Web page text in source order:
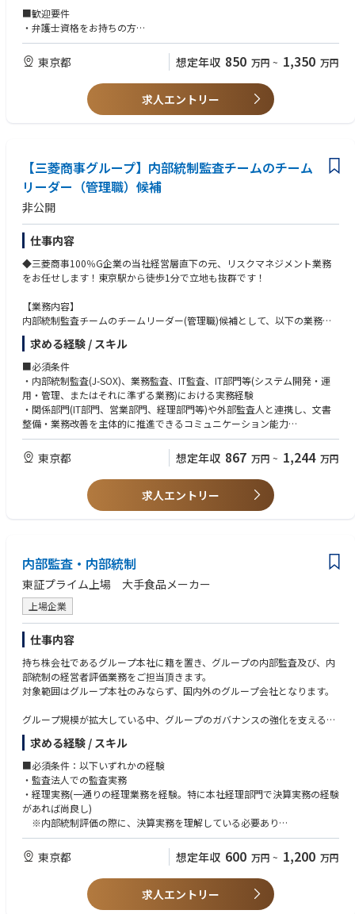
いたします。
■歓迎要件
・弁護士資格をお持ちの方
・IT業界出身者
・ガバナンスや内部統制・監査に関する知見
東京都 想定年収 850 万円 ~ 1,350 万円
求人エントリー
【三菱商事グループ】内部統制監査チームのチーム
リーダー（管理職）候補
非公開
仕事内容
◆三菱商事100％G企業の当社経営層直下の元、リスクマネジメント業務
をお任せします！東京駅から徒歩1分で立地も抜群です！
【業務内容】
内部統制監査チームのチームリーダー(管理職)候補として、以下の業務を
担当いただきます。
1. 内部統制(J-SOX) 監査の推進 → 2029年度までは次期基幹システム更改
に伴う対応が大半を占めます。
2. ITやDXの知見を活かした、監査業務のDX化・高度化の推進
3. 監査部主管システムに関する運用・保守
【業務詳細】
1. 内部統制監査の推進
- 次期基幹システム更改に伴う内部統制文書の見直し・変更対応
- 基幹システムの要件定義書や設計書を読み込んだ上での文書化支援
- 次期基幹システムPMOとの連携（開発フェーズや運用設計における内部
2. 文書化支援
- 営業部局やコーポレート部局における運用変更、新規取引開始、システ
ム導入等に伴う内部統制文書の作成・変更支援
- 親会社方針・基準を踏まえた内部統制対応の整理及び社内展開
- 次期基幹システム更改に伴う内部統制文書の見直し・変更対応
3. 整備状況評価及び運用状況評価
- 内部統制文書に基づく整備状況評価・運用状況評価の実施及び取りまと
め
- 外部監査人との協議・調整
- 関連資料・証跡の準備・提出及び指摘事項対応
5. 親会社対応
- 親会社からの内部統制監査に関する指示・依頼・報告・照会への対応
6. 監査業務のDX化・高度化の推進
- 手作業中心の監査業務から自動化・データ活用を前提とした監査への移
行を企画・推進
- 監査業務の高度化に向けた仕組みづくり
7. 主管システムに関する運用・保守
- ワークフローやRPA、進捗管理ツールなど監査部が主管として導入・利
用している各種システムの運用・保守
求める経験 / スキル
■必須条件
・内部統制監査(J-SOX)、業務監査、IT監査、IT部門等(システム開発・運
用・管理、またはそれに準ずる業務)における実務経験
・関係部門(IT部門、営業部門、経理部門等)や外部監査人と連携し、文書
整備・業務改善を主体的に推進できるコミュニケーション能力
■歓迎条件：
・システム開発における上流工程(企画・要件定義・基本設計等)のマネジ
・コンサルタントとしての業務経験
・業務プロセスのDX化・業務改革の推進経験
・情報セキュリティ関連資格：CISM(公認情報セキュリティマネージャ
ー)、情報処理安全確保支援士(登録セキスペ)など
・監査の高度化に関する資格：G検定、DS検定など
■求める人物像
・マネジメント・リーダーシップを発揮し、チームを牽引できる方
・ITやDXに関する知見を活用し、内部統制・監査業務の高度化・効率化を
企画・推進できる方
・監査を「守り」だけでなく、「仕組みづくり」として捉えられる方
・経営・現場・外部監査人・親会社をつなぐハブとして機能できる方
・メンバー育成や役割設計を通じて、組織力の向上に貢献できる方
・チームリーダー候補として、課題整理・進捗管理・メンバー支援を行え
ること
東京都 想定年収 867 万円 ~ 1,244 万円
求人エントリー
内部監査・内部統制
東証プライム上場 大手食品メーカー
上場企業
仕事内容
持ち株会社であるグループ本社に籍を置き、グループの内部監査及び、内
部統制の経営者評価業務をご担当頂きます。
対象範囲はグループ本社のみならず、国内外のグループ会社となります。
グループ規模が拡大している中、グループのガバナンスの強化を支えるや
りがいのある仕事です。また、内部監査や内部統制評価は、海外を含めグ
ループ内のほぼ全ての事業所が対象ですので、当社グループの事業全般を
俯瞰することができます。
内部監査・内部統制に関連する研修の受講や内部監査・内部統制評価の実
務経験を積むことにより、高い専門性を獲得でき、将来のキャリアアップ
に繋げることができます。
業務遂行に当り、スケジュール等には一定の裁量が認められていますの
求める経験 / スキル
■必須条件：以下いずれかの経験
・監査法人での監査実務
・経理実務(一通りの経理業務を経験。特に本社経理部門で決算実務の経験
があれば尚良し)
※内部統制評価の際に、決算実務を理解している必要あり
・内部監査や内部統制評価の実務
■歓迎条件：
・公認会計士(USCPAを含む)、公認内部監査人(CIA)等の資格
・一定規模以上(例えば東証プライム上場)の企業の経理部門、監査部門で
東京都 想定年収 600 万円 ~ 1,200 万円
求人エントリー